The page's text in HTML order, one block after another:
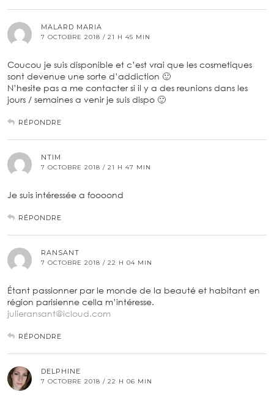
MALARD MARIA
7 OCTOBRE 2018 / 21 H 45 MIN
Coucou je suis disponible et c’est vrai que les cosmetiques
sont devenue une sorte d’addiction 🙂
N’hesite pas a me contacter si il y a des reunions dans les
jours / semaines a venir je suis dispo 🙂
RÉPONDRE
NTIM
7 OCTOBRE 2018 / 21 H 47 MIN
Je suis intéressée a foooond
RÉPONDRE
RANSANT
7 OCTOBRE 2018 / 22 H 04 MIN
Étant passionner par le monde de la beauté et habitant en
région parisienne cella m’intéresse.
julieransant@icloud.com
RÉPONDRE
DELPHINE
7 OCTOBRE 2018 / 22 H 06 MIN